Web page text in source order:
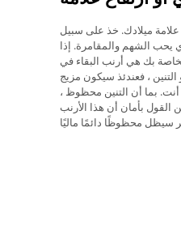
علامة ميلادك. خذ على سبيل
يحب الشهم والمقامرة. إذا
بك هي أرنب البقاء في
، فعندئذ سيكون مزيج
بما أن التنين محظوظ ،
القول بأمان أن هذا الأرنب